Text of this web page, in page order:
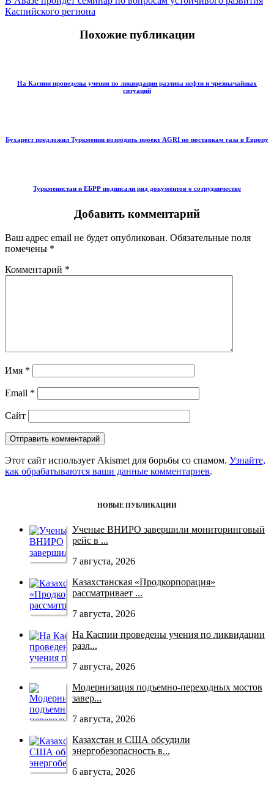
Каспийского региона
Похожие публикации
На Каспии проведены учения по ликвидации разлива нефти и чрезвычайных
ситуаций
Бухарест предложил Туркмении возродить проект AGRI по поставкам газа в Европу
Туркменистан и ЕБРР подписали ряд документов о сотрудничестве
Добавить комментарий
Ваш адрес email не будет опубликован. Обязательные поля
помечены *
Комментарий *
Имя *
Email *
Сайт
Этот сайт использует Akismet для борьбы со спамом. Узнайте,
как обрабатываются ваши данные комментариев.
НОВЫЕ ПУБЛИКАЦИИ
Ученые ВНИРО завершили мониторинговый
рейс в ...
7 августа, 2026
Казахстанская «Продкорпорация»
рассматривает ...
7 августа, 2026
На Каспии проведены учения по ликвидации
разл...
7 августа, 2026
Модернизация подъемно-переходных мостов
завер...
7 августа, 2026
Казахстан и США обсудили
энергобезопасность в...
6 августа, 2026